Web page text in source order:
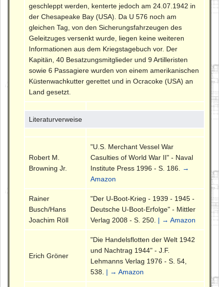
geschleppt werden, kenterte jedoch am 24.07.1942 in
der Chesapeake Bay (USA). Da U 576 noch am
gleichen Tag, von den Sicherungsfahrzeugen des
Geleitzuges versenkt wurde, liegen keine weiteren
Informationen aus dem Kriegstagebuch vor. Der
Kapitän, 40 Besatzungsmitglieder und 9 Artilleristen
sowie 6 Passagiere wurden von einem amerikanischen
Küstenwachkutter gerettet und in Ocracoke (USA) an
Land gesetzt.
Literaturverweise
Robert M.
Browning Jr.
"U.S. Merchant Vessel War
Casulties of World War II" - Naval
Institute Press 1996 - S. 186.
→
Amazon
Rainer
Busch/Hans
Joachim Röll
"Der U-Boot-Krieg - 1939 - 1945 -
Deutsche U-Boot-Erfolge" - Mittler
Verlag 2008 - S. 250. | → Amazon
Erich Gröner
"Die Handelsflotten der Welt 1942
und Nachtrag 1944" - J.F.
Lehmanns Verlag 1976 - S. 54,
538. | → Amazon